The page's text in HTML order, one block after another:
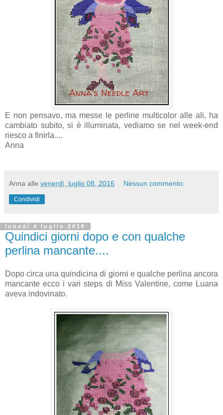
E non pensavo, ma messe le perline multicolor alle ali, ha
cambiato subito, si è illuminata, vediamo se nel week-end
riesco a finirla....
Anna
Anna alle venerdì, luglio 08, 2016 Nessun commento:
Condividi
lunedì 4 luglio 2016
Quindici giorni dopo e con qualche
perlina mancante....
Dopo circa una quindicina di giorni e qualche perlina ancora
mancante ecco i vari steps di Miss Valentine, come Luana
aveva indovinato.